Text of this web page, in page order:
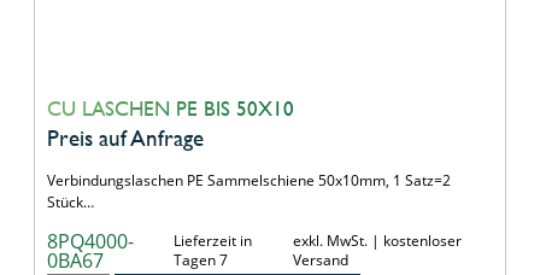
CU LASCHEN PE BIS 50X10
Preis auf Anfrage
Verbindungslaschen PE Sammelschiene 50x10mm, 1 Satz=2
Stück…
8PQ4000-
0BA67
Lieferzeit in
Tagen 7
exkl. MwSt. | kostenloser
Versand